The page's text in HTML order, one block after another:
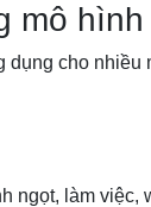
mô
cho nhiều
ngọt, làm việc,